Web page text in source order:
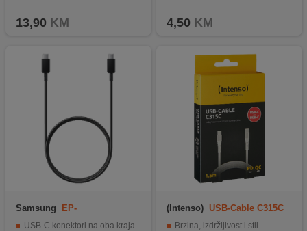
13,90 KM 4,50 KM
Samsung
EP-
USB-C konektori na oba kraja
(Intenso) USB-Cable C315C
Brzina, izdržljivost i stil